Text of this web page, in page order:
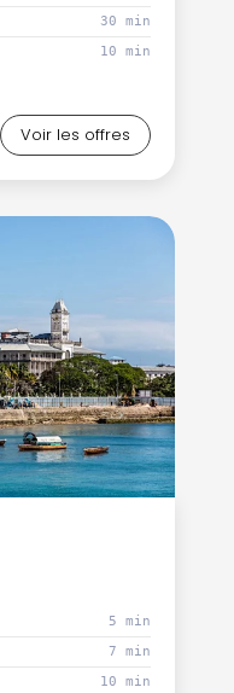
30 min
10 min
Voir les offres
5 min
7 min
10 min